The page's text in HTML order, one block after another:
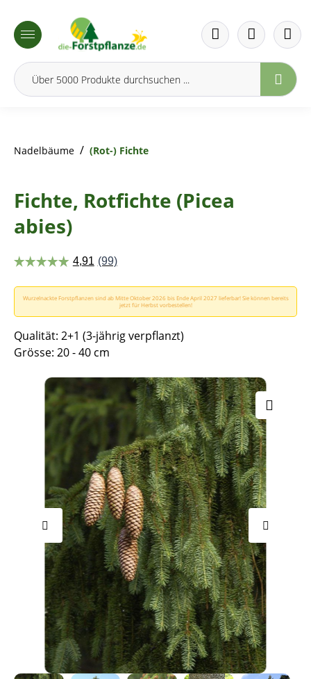
springen
Nadelbäume / (Rot-) Fichte
Fichte, Rotfichte (Picea
abies)
Wurzelnackte Forstpflanzen sind ab Mitte Oktober 2026 bis Ende April 2027 lieferbar! Sie können bereits
jetzt für Herbst vorbestellen!
Qualität: 2+1 (3-jährig verpflanzt)
Grösse: 20 - 40 cm